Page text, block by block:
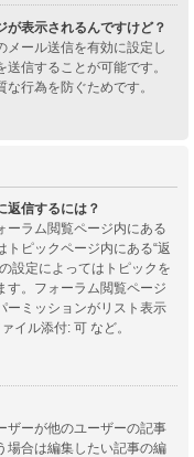
が表示されるんですけど？
メール送信を有効に設定し
信することが可能です。
行為を防ぐためです。
返信するには？
ーラム閲覧ページ内にある
ピックページ内にある“返
設定によってはトピックを
す。フォーラム閲覧ページ
ーミッションがリスト表示
イル添付: 可 など。
ザーが他のユーザーの記事
場合は編集したい記事の編